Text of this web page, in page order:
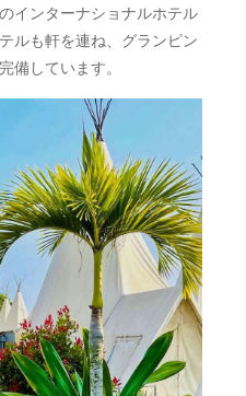
インターナショナルホテル
ルも軒を連ね、グランピン
備しています。